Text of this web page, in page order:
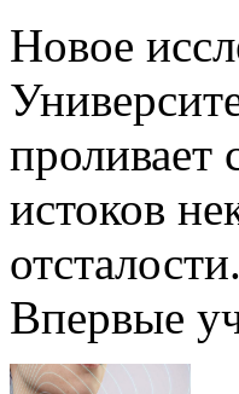
Новое
проливает
истоков
отсталости.
Впервые